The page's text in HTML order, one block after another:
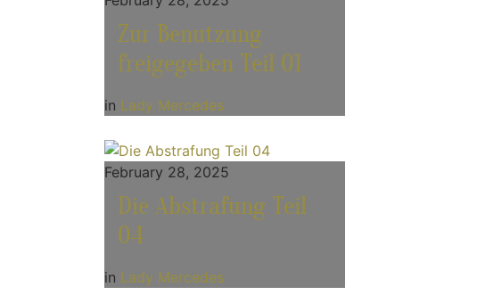
Zur Benutzung
freigegeben Teil 01
in Lady Mercedes
February 28, 2025
Die Abstrafung Teil
04
in Lady Mercedes